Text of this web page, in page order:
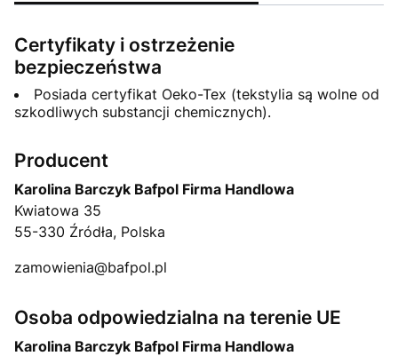
Certyfikaty i ostrzeżenie
bezpieczeństwa
Posiada certyfikat Oeko-Tex (tekstylia są wolne od
szkodliwych substancji chemicznych).
Producent
Karolina Barczyk Bafpol Firma Handlowa
Kwiatowa 35
55-330 Źródła, Polska
zamowienia@bafpol.pl
Osoba odpowiedzialna na terenie UE
Karolina Barczyk Bafpol Firma Handlowa